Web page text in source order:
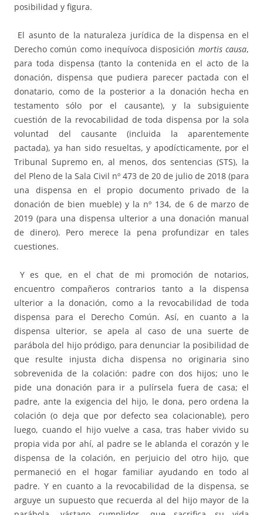
posibilidad y figura.
El asunto de la naturaleza jurídica de la dispensa en el
Derecho común como inequívoca disposición mortis causa,
para toda dispensa (tanto la contenida en el acto de la
donación, dispensa que pudiera parecer pactada con el
donatario, como de la posterior a la donación hecha en
testamento sólo por el causante), y la subsiguiente
cuestión de la revocabilidad de toda dispensa por la sola
voluntad del causante (incluida la aparentemente
pactada), ya han sido resueltas, y apodícticamente, por el
Tribunal Supremo en, al menos, dos sentencias (STS), la
del Pleno de la Sala Civil nº 473 de 20 de julio de 2018 (para
una dispensa en el propio documento privado de la
donación de bien mueble) y la nº 134, de 6 de marzo de
2019 (para una dispensa ulterior a una donación manual
de dinero). Pero merece la pena profundizar en tales
cuestiones.
Y es que, en el chat de mi promoción de notarios,
encuentro compañeros contrarios tanto a la dispensa
ulterior a la donación, como a la revocabilidad de toda
dispensa para el Derecho Común. Así, en cuanto a la
dispensa ulterior, se apela al caso de una suerte de
parábola del hijo pródigo, para denunciar la posibilidad de
que resulte injusta dicha dispensa no originaria sino
sobrevenida de la colación: padre con dos hijos; uno le
pide una donación para ir a pulírsela fuera de casa; el
padre, ante la exigencia del hijo, le dona, pero ordena la
colación (o deja que por defecto sea colacionable), pero
luego, cuando el hijo vuelve a casa, tras haber vivido su
propia vida por ahí, al padre se le ablanda el corazón y le
dispensa de la colación, en perjuicio del otro hijo, que
permaneció en el hogar familiar ayudando en todo al
padre. Y en cuanto a la revocabilidad de la dispensa, se
arguye un supuesto que recuerda al del hijo mayor de la